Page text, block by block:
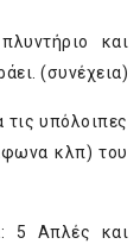
και
(συνέχεια)
τις υπόλοιπες
κλπ) του
5 Απλές και